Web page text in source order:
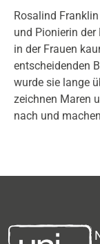
Rosalind
und Pionierin
in der Frauen
entscheidenden
wurde sie lange
zeichnen Maren
nach und